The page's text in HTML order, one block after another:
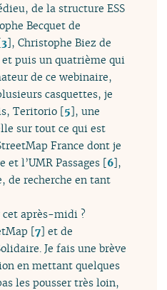
de la structure ESS
Becquet de
3], Christophe Biez de
et puis un quatrième qui
de ce webinaire,
casquettes, je
Teritorio [5], une
sur tout ce qui est
France dont je
et l’UMR Passages [6],
de recherche en tant
après-midi ?
[7] et de
Je fais une brève
en mettant quelques
les pousser très loin,